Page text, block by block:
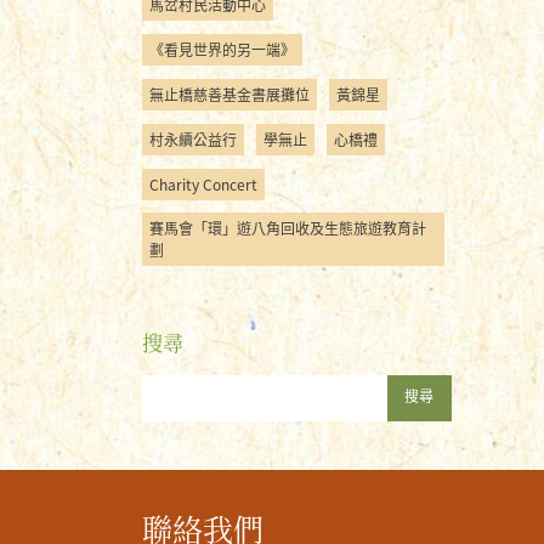
馬岔村民活動中心
《看見世界的另一端》
無止橋慈善基金書展攤位 黃錦星
村永續公益行 學無止 心橋禮
Charity Concert
賽馬會「環」遊八角回收及生態旅遊教育計
劃
搜尋
搜尋
聯絡我們